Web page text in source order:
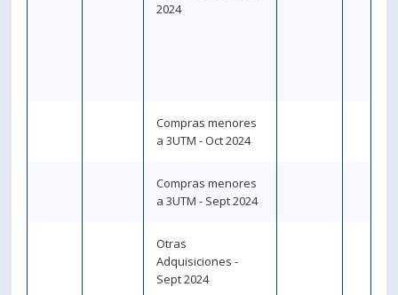
2024
Compras menores
a 3UTM - Oct 2024
Compras menores
a 3UTM - Sept 2024
Otras
Adquisiciones -
Sept 2024